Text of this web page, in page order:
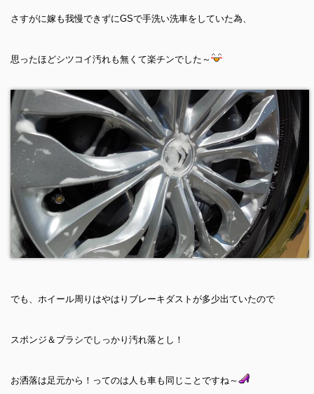
さすがに嫁も我慢できずにGSで手洗い洗車をしていた為、
思ったほどシツコイ汚れも無くて楽チンでした～
でも、ホイール周りはやはりブレーキダストが多少出ていたので
スポンジ＆ブラシでしっかり汚れ落とし！
お洒落は足元から！ってのは人も車も同じことですね～